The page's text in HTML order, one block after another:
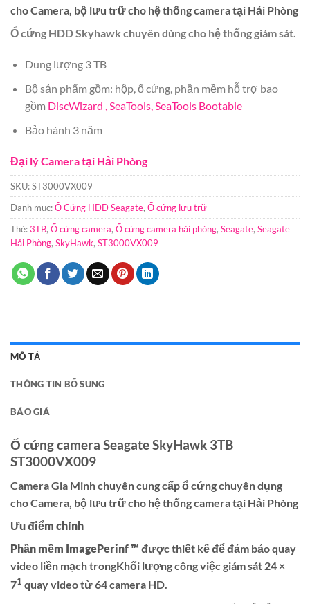
cho Camera, bộ lưu trữ cho hệ thống camera tại Hải Phòng
Ổ cứng HDD Skyhawk chuyên dùng cho hệ thống giám sát.
Dung lượng 3 TB
Bộ sản phẩm gồm: hộp, ổ cứng, phần mềm hỗ trợ bao
gồm DiscWizard ,SeaTools,SeaTools Bootable
Bảo hành 3 năm
Đại lý Camera tại Hải Phòng
SKU:ST3000VX009
Danh mục:Ổ Cứng HDD Seagate, Ổ cứng lưu trữ
Thẻ:3TB, Ổ cứng camera, Ổ cứng camera hải phòng, Seagate, Seagate
Hải Phòng, SkyHawk, ST3000VX009
MÔ TẢ
THÔNG TIN BỔ SUNG
BÁO GIÁ
Ổ cứng camera Seagate SkyHawk 3TB
ST3000VX009
Camera Gia Minh chuyên cung cấp ổ cứng chuyên dụng
cho Camera, bộ lưu trữ cho hệ thống camera tại Hải Phòng
Ưu điểm chính
Phần mềm ImagePerinf ™ được thiết kế để đảm bảo quay
video liền mạch trongKhối lượng công việc giám sát 24 ×
71 quay video từ 64 camera HD.